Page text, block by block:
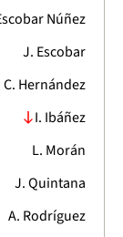
Núñez
J. Escobar
C. Hernández
I. Ibáñez
L. Morán
J. Quintana
A. Rodríguez